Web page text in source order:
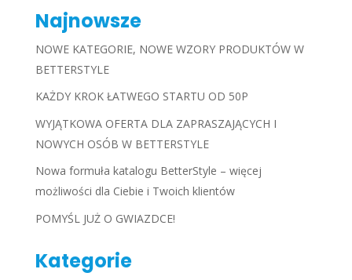
Najnowsze
NOWE KATEGORIE, NOWE WZORY PRODUKTÓW W
BETTERSTYLE
KAŻDY KROK ŁATWEGO STARTU OD 50P
WYJĄTKOWA OFERTA DLA ZAPRASZAJĄCYCH I
NOWYCH OSÓB W BETTERSTYLE
Nowa formuła katalogu BetterStyle – więcej
możliwości dla Ciebie i Twoich klientów
POMYŚL JUŻ O GWIAZDCE!
Kategorie